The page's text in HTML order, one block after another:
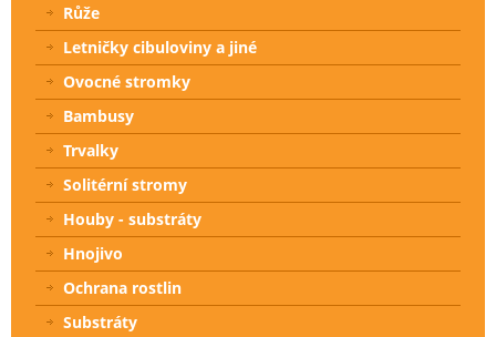
Růže
Letničky cibuloviny a jiné
Ovocné stromky
Bambusy
Trvalky
Solitérní stromy
Houby - substráty
Hnojivo
Ochrana rostlin
Substráty